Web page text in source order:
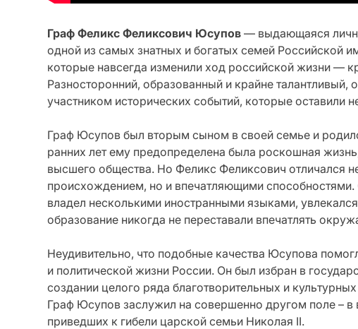
Граф Феликс Феликсович Юсупов — выдающаяся
одной из самых знатных и богатых семей Российской
которые навсегда изменили ход российской жизни —
Разносторонний, образованный и крайне талантливый,
участником исторических событий, которые оставили
Граф Юсупов был вторым сыном в своей семье и
ранних лет ему предопределена была роскошная
высшего общества. Но Феликс Феликсович отличался
происхождением, но и впечатляющими
владел несколькими иностранными языками,
образование никогда не переставали впечатлять
Неудивительно, что подобные качества Юсупова
и политической жизни России. Он был избран в
создании целого ряда благотворительных и
Граф Юсупов заслужил на совершенно другом поле – в
приведших к гибели царской семьи Николая II.